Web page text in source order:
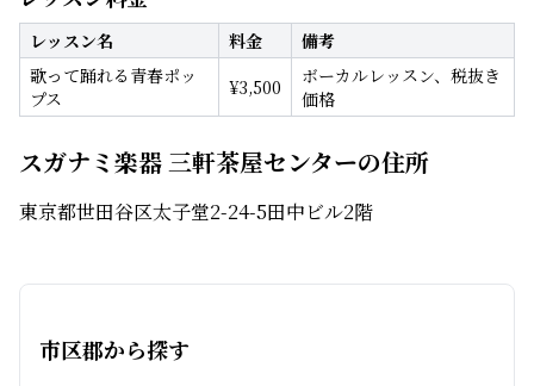
レッスン名 料金
備考
歌って踊れる青春ポッ
プス
¥3,500
ボーカルレッスン、税抜き
価格
スガナミ楽器 三軒茶屋センターの住所
東京都世田谷区太子堂2-24-5田中ビル2階
市区郡から探す